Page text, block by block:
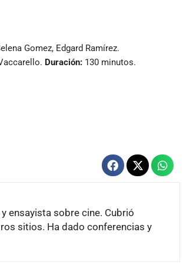
Gomez, Edgard Ramírez.
Duración: 130 minutos.
ensayista sobre cine. Cubrió
sitios. Ha dado conferencias y